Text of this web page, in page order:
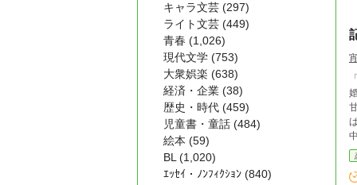
甘く暴
ば
中） 絶倫な年下旦那様に、心もナカも
アク
て
～
キャラ文芸 (297)
ライト文芸 (449)
青春 (1,026)
現代文学 (753)
大衆娯楽 (638)
経済・企業 (38)
歴史・時代 (459)
児童書・童話 (484)
絵本 (59)
BL (1,020)
ｴｯｾｲ・ﾉﾝﾌｨｸｼｮﾝ (840)